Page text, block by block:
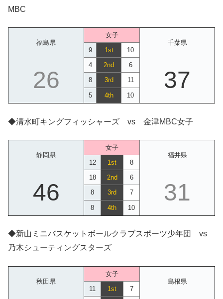
MBC
福島県
女子
千葉県
9
1st 10
26
4 2nd 6
37
8 3rd 11
5 4th 10
◆清水町キングフィッシャーズ vs 金津MBC女子
静岡県
女子
福井県
12
1st 8
46
18 2nd 6
31
8 3rd 7
8 4th 10
◆新山ミニバスケットボールクラブスポーツ少年団 vs
乃木シューティングスターズ
秋田県
女子
島根県
11
1st 7